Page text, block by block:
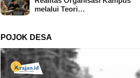
melalui Teori…
POJOK DESA